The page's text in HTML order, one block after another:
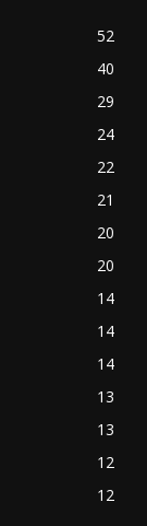
52
40
29
24
22
21
20
20
14
14
14
13
13
12
12